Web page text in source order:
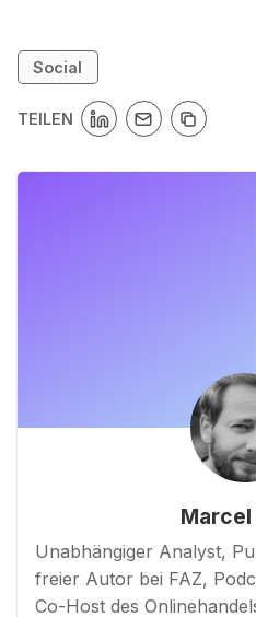
Social
TEILEN
Unabhängiger Analyst,
freier Autor bei FAZ,
Co-Host des